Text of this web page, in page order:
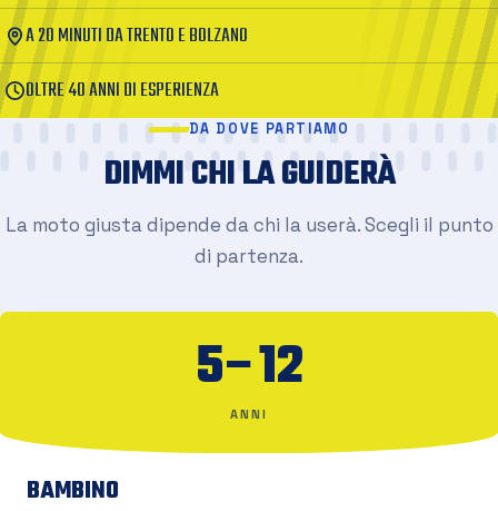
A 20 MINUTI DA TRENTO E BOLZANO
OLTRE 40 ANNI DI ESPERIENZA
DA DOVE PARTIAMO
DIMMI CHI LA GUIDERÀ
La moto giusta dipende da chi la userà. Scegli il punto
di partenza.
5–12
ANNI
BAMBINO